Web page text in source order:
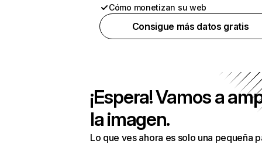
Cómo monetizan su web
Consigue más datos gratis
¡Espera! Vamos a
la imagen.
Lo que ves ahora es solo una pequeña